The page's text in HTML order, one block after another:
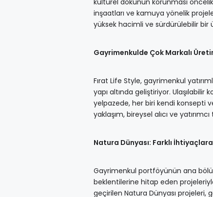
inşaatları ve kamuya yönelik
yüksek hacimli ve sürdürülebilir
Gayrimenkulde Çok Markalı
Fırat Life Style, gayrimenkul
yapı altında geliştiriyor.
yelpazede, her biri kendi konsepti
yaklaşım, bireysel alıcı ve
Natura Dünyası: Farklı
Gayrimenkul portföyünün ana
beklentilerine hitap eden
geçirilen Natura Dünyası projeleri,